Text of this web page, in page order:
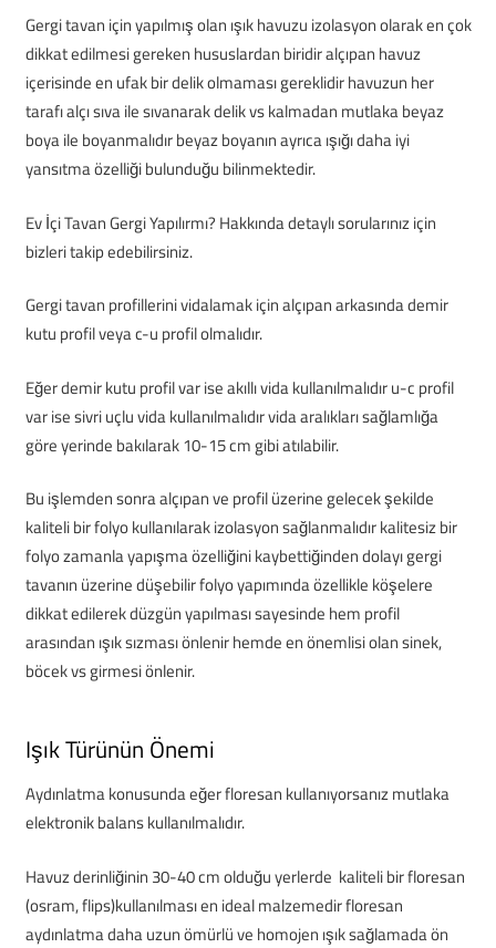
Gergi tavan için yapılmış olan ışık havuzu izolasyon olarak en çok
dikkat edilmesi gereken hususlardan biridir alçıpan havuz
içerisinde en ufak bir delik olmaması gereklidir havuzun her
tarafı alçı sıva ile sıvanarak delik vs kalmadan mutlaka beyaz
boya ile boyanmalıdır beyaz boyanın ayrıca ışığı daha iyi
yansıtma özelliği bulunduğu bilinmektedir.
Ev İçi Tavan Gergi Yapılırmı? Hakkında detaylı sorularınız için
bizleri takip edebilirsiniz.
Gergi tavan profillerini vidalamak için alçıpan arkasında demir
kutu profil veya c-u profil olmalıdır.
Eğer demir kutu profil var ise akıllı vida kullanılmalıdır u-c profil
var ise sivri uçlu vida kullanılmalıdır vida aralıkları sağlamlığa
göre yerinde bakılarak 10-15 cm gibi atılabilir.
Bu işlemden sonra alçıpan ve profil üzerine gelecek şekilde
kaliteli bir folyo kullanılarak izolasyon sağlanmalıdır kalitesiz bir
folyo zamanla yapışma özelliğini kaybettiğinden dolayı gergi
tavanın üzerine düşebilir folyo yapımında özellikle köşelere
dikkat edilerek düzgün yapılması sayesinde hem profil
arasından ışık sızması önlenir hemde en önemlisi olan sinek,
böcek vs girmesi önlenir.
Işık Türünün Önemi
Aydınlatma konusunda eğer floresan kullanıyorsanız mutlaka
elektronik balans kullanılmalıdır.
Havuz derinliğinin 30-40 cm olduğu yerlerde kaliteli bir floresan
(osram, flips)kullanılması en ideal malzemedir floresan
aydınlatma daha uzun ömürlü ve homojen ışık sağlamada ön